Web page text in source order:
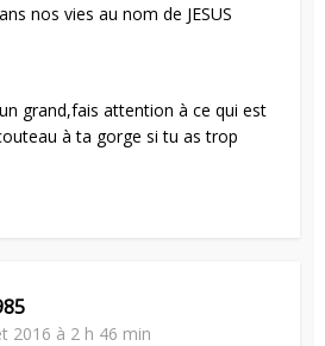
nos vies au nom de JESUS
grand,fais attention à ce qui est
à ta gorge si tu as trop
2016 à 2 h 46 min